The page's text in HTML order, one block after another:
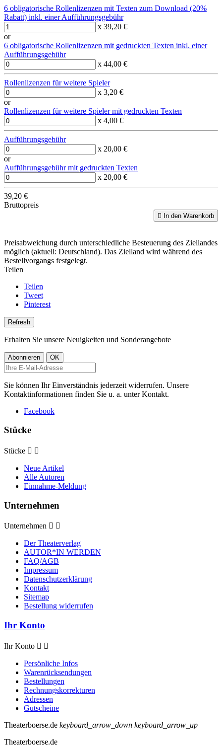
6 obligatorische Rollenlizenzen mit Texten zum Download (20%
Rabatt) inkl. einer Aufführungsgebühr
x 39,20 €
or
6 obligatorische Rollenlizenzen mit gedruckten Texten inkl. einer
Aufführungsgebühr
x 44,00 €
Rollenlizenzen für weitere Spieler
x 3,20 €
or
Rollenlizenzen für weitere Spieler mit gedruckten Texten
x 4,00 €
Aufführungsgebühr
x 20,00 €
or
Aufführungsgebühr mit gedruckten Texten
x 20,00 €
39,20 €
Bruttopreis
 In den Warenkorb
Preisabweichung durch unterschiedliche Besteuerung des Ziellandes
möglich (aktuell: Deutschland). Das Zielland wird während des
Bestellvorgangs festgelegt.
Teilen
Teilen
Tweet
Pinterest
Erhalten Sie unsere Neuigkeiten und Sonderangebote
Sie können Ihr Einverständnis jederzeit widerrufen. Unsere
Kontaktinformationen finden Sie u. a. unter Kontakt.
Facebook
Stücke
Stücke  
Neue Artikel
Alle Autoren
Einnahme-Meldung
Unternehmen
Unternehmen  
Der Theaterverlag
AUTOR*IN WERDEN
FAQ/AGB
Impressum
Datenschutzerklärung
Kontakt
Sitemap
Bestellung widerrufen
Ihr Konto
Ihr Konto  
Persönliche Infos
Warenrücksendungen
Bestellungen
Rechnungskorrekturen
Adressen
Gutscheine
Theaterboerse.de keyboard_arrow_down keyboard_arrow_up
Theaterboerse.de